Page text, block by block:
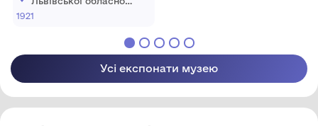
ради "Львівський
1921
Усі експонати музею